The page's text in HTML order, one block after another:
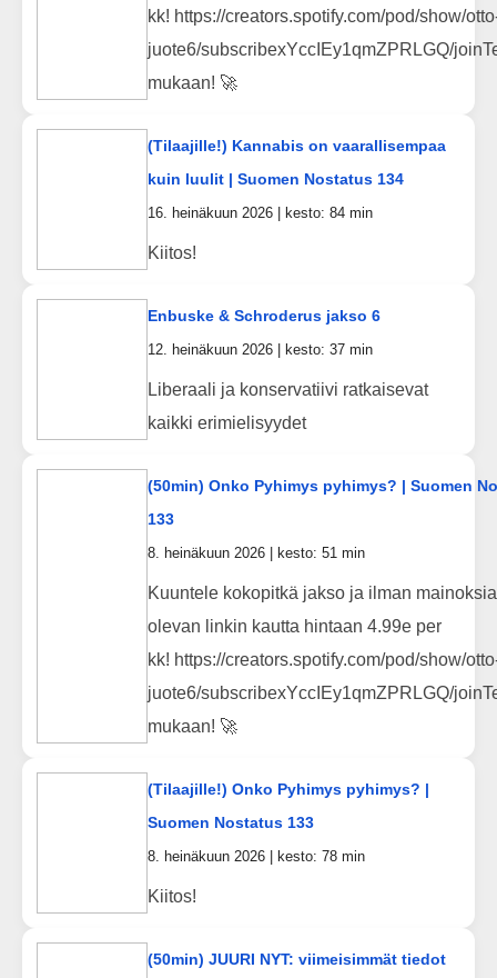
kk! https://creators.spotify.com/pod/show/
juote6/subscribexYccIEy1qmZPRLGQ/
mukaan! 🚀
(Tilaajille!) Kannabis on vaarallisempaa
kuin luulit | Suomen Nostatus 134
16. heinäkuun 2026 | kesto: 84 min
Kiitos!
Enbuske & Schroderus jakso 6
12. heinäkuun 2026 | kesto: 37 min
Liberaali ja konservatiivi ratkaisevat
kaikki erimielisyydet
(50min) Onko Pyhimys pyhimys? | Suomen
133
8. heinäkuun 2026 | kesto: 51 min
Kuuntele kokopitkä jakso ja ilman
olevan linkin kautta hintaan 4.99e per
kk! https://creators.spotify.com/pod/show/
juote6/subscribexYccIEy1qmZPRLGQ/
mukaan! 🚀
(Tilaajille!) Onko Pyhimys pyhimys? |
Suomen Nostatus 133
8. heinäkuun 2026 | kesto: 78 min
Kiitos!
(50min) JUURI NYT: viimeisimmät tiedot